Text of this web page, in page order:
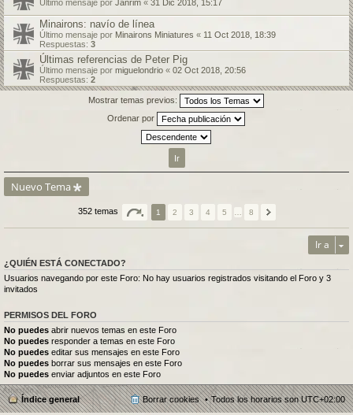
Último mensaje por Janrim « 31 Dic 2018, 15:17
Minairons: navío de línea
Último mensaje por Minairons Miniatures « 11 Oct 2018, 18:39
Respuestas: 3
Últimas referencias de Peter Pig
Último mensaje por miguelondrio « 02 Oct 2018, 20:56
Respuestas: 2
Mostrar temas previos:
Ordenar por
Nuevo Tema
352 temas 1 2 3 4 5 8
Ir a
¿QUIÉN ESTÁ CONECTADO?
Usuarios navegando por este Foro: No hay usuarios registrados visitando el Foro y 3
invitados
PERMISOS DEL FORO
No puedes abrir nuevos temas en este Foro
No puedes responder a temas en este Foro
No puedes editar sus mensajes en este Foro
No puedes borrar sus mensajes en este Foro
No puedes enviar adjuntos en este Foro
Índice general Todos los horarios sonUTC+02:00
Borrar cookies